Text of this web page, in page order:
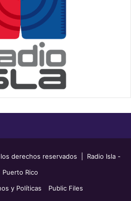
derechos reservados | Radio Isla -
Puerto Rico
y Políticas Public Files